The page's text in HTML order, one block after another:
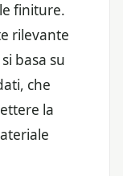
finiture.
rilevante
basa su
che
la